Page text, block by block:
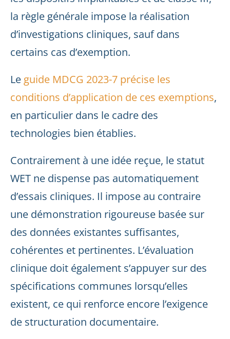
la règle générale impose la réalisation
d’investigations cliniques, sauf dans
certains cas d’exemption.
Le guide MDCG 2023-7 précise les
conditions d’application de ces exemptions,
en particulier dans le cadre des
technologies bien établies.
Contrairement à une idée reçue, le statut
WET ne dispense pas automatiquement
d’essais cliniques. Il impose au contraire
une démonstration rigoureuse basée sur
des données existantes suffisantes,
cohérentes et pertinentes. L’évaluation
clinique doit également s’appuyer sur des
spécifications communes lorsqu’elles
existent, ce qui renforce encore l’exigence
de structuration documentaire.